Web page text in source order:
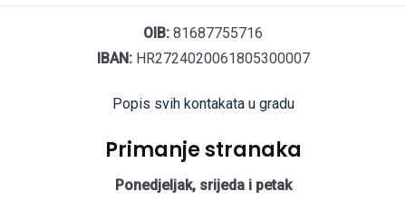
OIB: 81687755716
IBAN:HR2724020061805300007
Popis svih kontakata u gradu
Primanje stranaka
Ponedjeljak, srijeda i petak